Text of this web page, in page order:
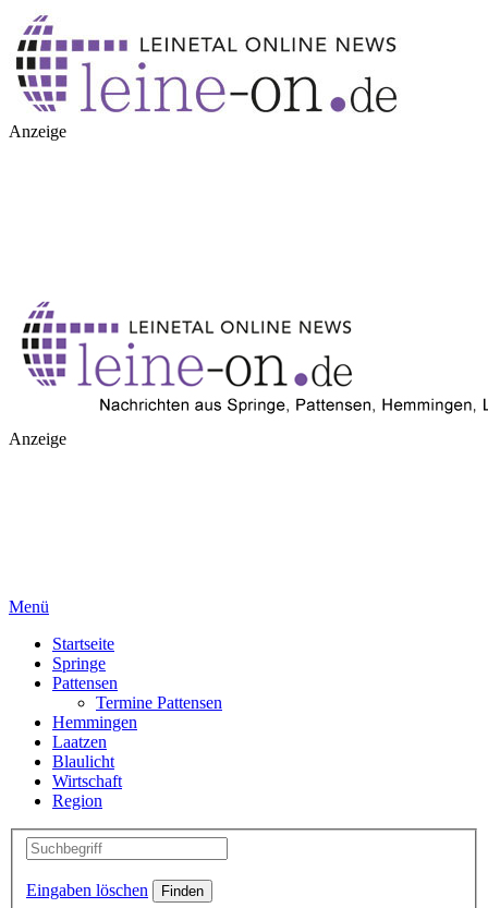
Anzeige
Anzeige
Menü
Startseite
Springe
Pattensen
Termine Pattensen
Hemmingen
Laatzen
Blaulicht
Wirtschaft
Region
Eingaben löschen